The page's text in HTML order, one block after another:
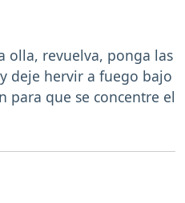
olla, revuelva, ponga las
deje hervir a fuego bajo
para que se concentre el